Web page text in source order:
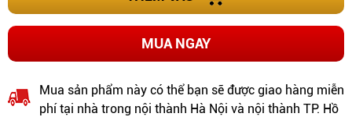
MUA NGAY
Mua sản phẩm này có thể bạn sẽ được giao hàng miễn
phí tại nhà trong nội thành Hà Nội và nội thành TP. Hồ